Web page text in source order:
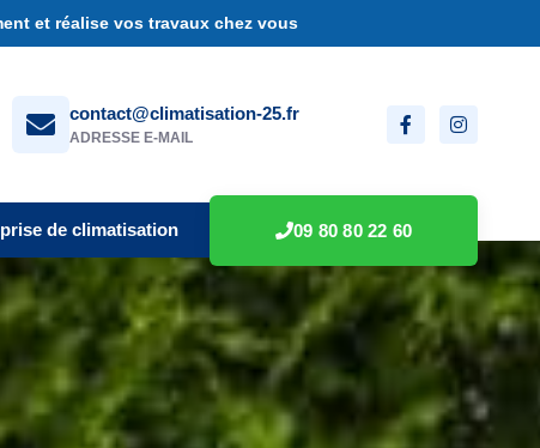
et réalise vos travaux chez vous
contact@climatisation-25.fr
ADRESSE E-MAIL
de climatisation 09 80 80 22 60